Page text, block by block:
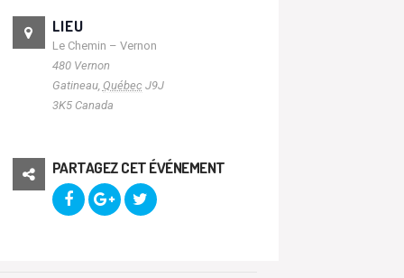
LIEU
Le Chemin – Vernon
480 Vernon
Gatineau, Québec J9J
3K5 Canada
PARTAGEZ CET ÉVÉNEMENT